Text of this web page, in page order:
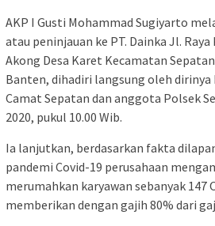
AKP I Gusti Mohammad Sugiyarto
atau peninjauan ke PT. Dainka Jl.
Akong Desa Karet Kecamatan
Banten, dihadiri langsung oleh dirinya
Camat Sepatan dan anggota Polsek
2020, pukul 10.00 Wib.
Ia lanjutkan, berdasarkan fakta
pandemi Covid-19 perusahaan
merumahkan karyawan sebanyak 147
memberikan dengan gajih 80% dari